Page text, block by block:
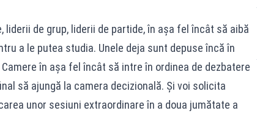
liderii de grup, liderii de partide, în aşa fel încât să aibă
a le putea studia. Unele deja sunt depuse încă în
în aşa fel încât să intre în ordinea de dezbatere
să ajungă la camera decizională. Şi voi solicita
unor sesiuni extraordinare în a doua jumătate a